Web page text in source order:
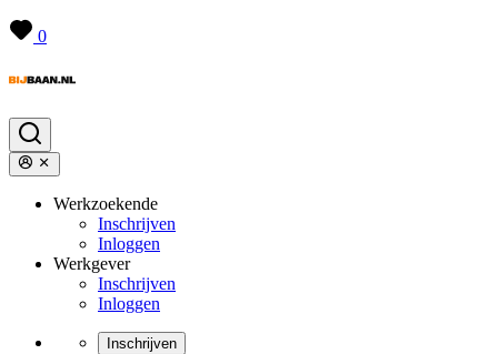
0
Werkzoekende
Inschrijven
Inloggen
Werkgever
Inschrijven
Inloggen
Inschrijven